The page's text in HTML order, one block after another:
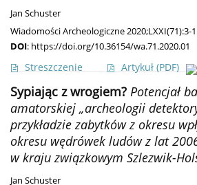
Jan Schuster
Wiadomości Archeologiczne 2020;LXXI(71):3-
DOI: https://doi.org/10.36154/wa.71.2020.01
Streszczenie Artykuł (PDF)
Sypiając z wrogiem? Potencjał
amatorskiej „archeologii
przykładzie zabytków z okresu
okresu wędrówek ludów z lat
w kraju związkowym Szlezwik-
Jan Schuster